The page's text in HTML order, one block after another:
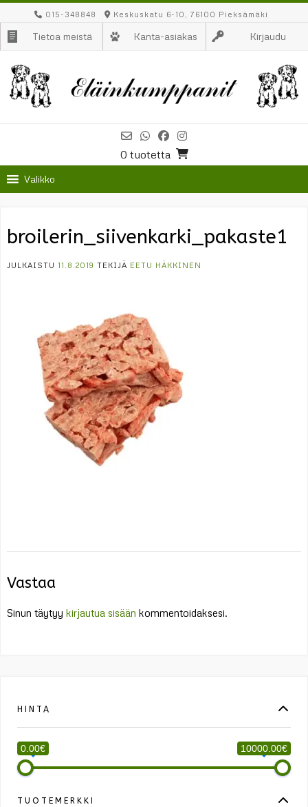
to
content
015-348848 Keskuskatu 6-10, 76100 Pieksämäki
Tietoa meistä Kanta-asiakas Kirjaudu
0 tuotetta
Valikko
broilerin_siivenkarki_pakaste1
JULKAISTU 11.8.2019 TEKIJÄ EETU HÄKKINEN
Vastaa
Sinun täytyy kirjautua sisään kommentoidaksesi.
HINTA
0.00€ 10000.00€
TUOTEMERKKI